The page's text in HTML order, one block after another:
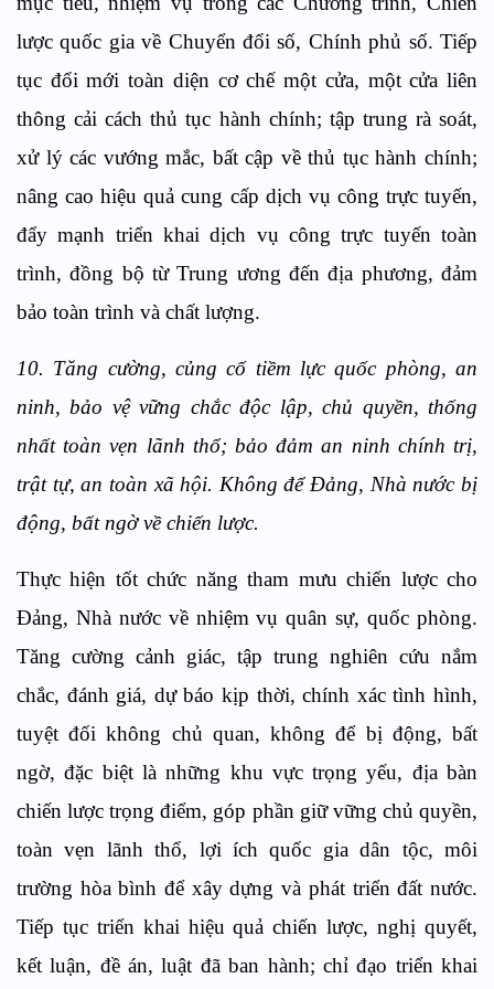
lược quốc gia về Chuyển đổi số, Chính phủ số. Tiếp
tục đổi mới toàn diện cơ chế một cửa, một cửa liên
thông cải cách thủ tục hành chính; tập trung rà soát,
xử lý các vướng mắc, bất cập về thủ tục hành chính;
nâng cao hiệu quả cung cấp dịch vụ công trực tuyến,
đẩy mạnh triển khai dịch vụ công trực tuyến toàn
trình, đồng bộ từ Trung ương đến địa phương, đảm
bảo toàn trình và chất lượng.
10. Tăng cường, củng cố tiềm lực quốc phòng, an
ninh, bảo vệ vững chắc độc lập, chủ quyền, thống
nhất toàn vẹn lãnh thổ; bảo đảm an ninh chính trị,
trật tự, an toàn xã hội. Không để Đảng, Nhà nước bị
động, bất ngờ về chiến lược.
Thực hiện tốt chức năng tham mưu chiến lược cho
Đảng, Nhà nước về nhiệm vụ quân sự, quốc phòng.
Tăng cường cảnh giác, tập trung nghiên cứu nắm
chắc, đánh giá, dự báo kịp thời, chính xác tình hình,
tuyệt đối không chủ quan, không để bị động, bất
ngờ, đặc biệt là những khu vực trọng yếu, địa bàn
chiến lược trọng điểm, góp phần giữ vững chủ quyền,
toàn vẹn lãnh thổ, lợi ích quốc gia dân tộc, môi
trường hòa bình để xây dựng và phát triển đất nước.
Tiếp tục triển khai hiệu quả chiến lược, nghị quyết,
kết luận, đề án, luật đã ban hành; chỉ đạo triển khai